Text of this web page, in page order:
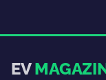
EV